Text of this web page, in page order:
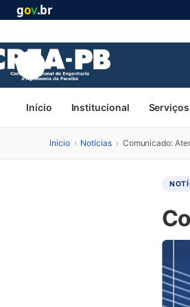
gov.br
Início Institucional Serviços
Início › Notícias › Comunicado: